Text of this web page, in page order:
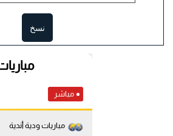
نسخ